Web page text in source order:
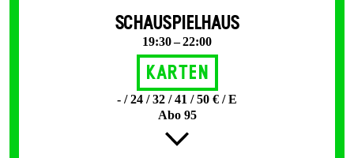
SCHAUSPIELHAUS
19:30 – 22:00
Karten
- / 24 / 32 / 41 / 50 € / E
Abo 95